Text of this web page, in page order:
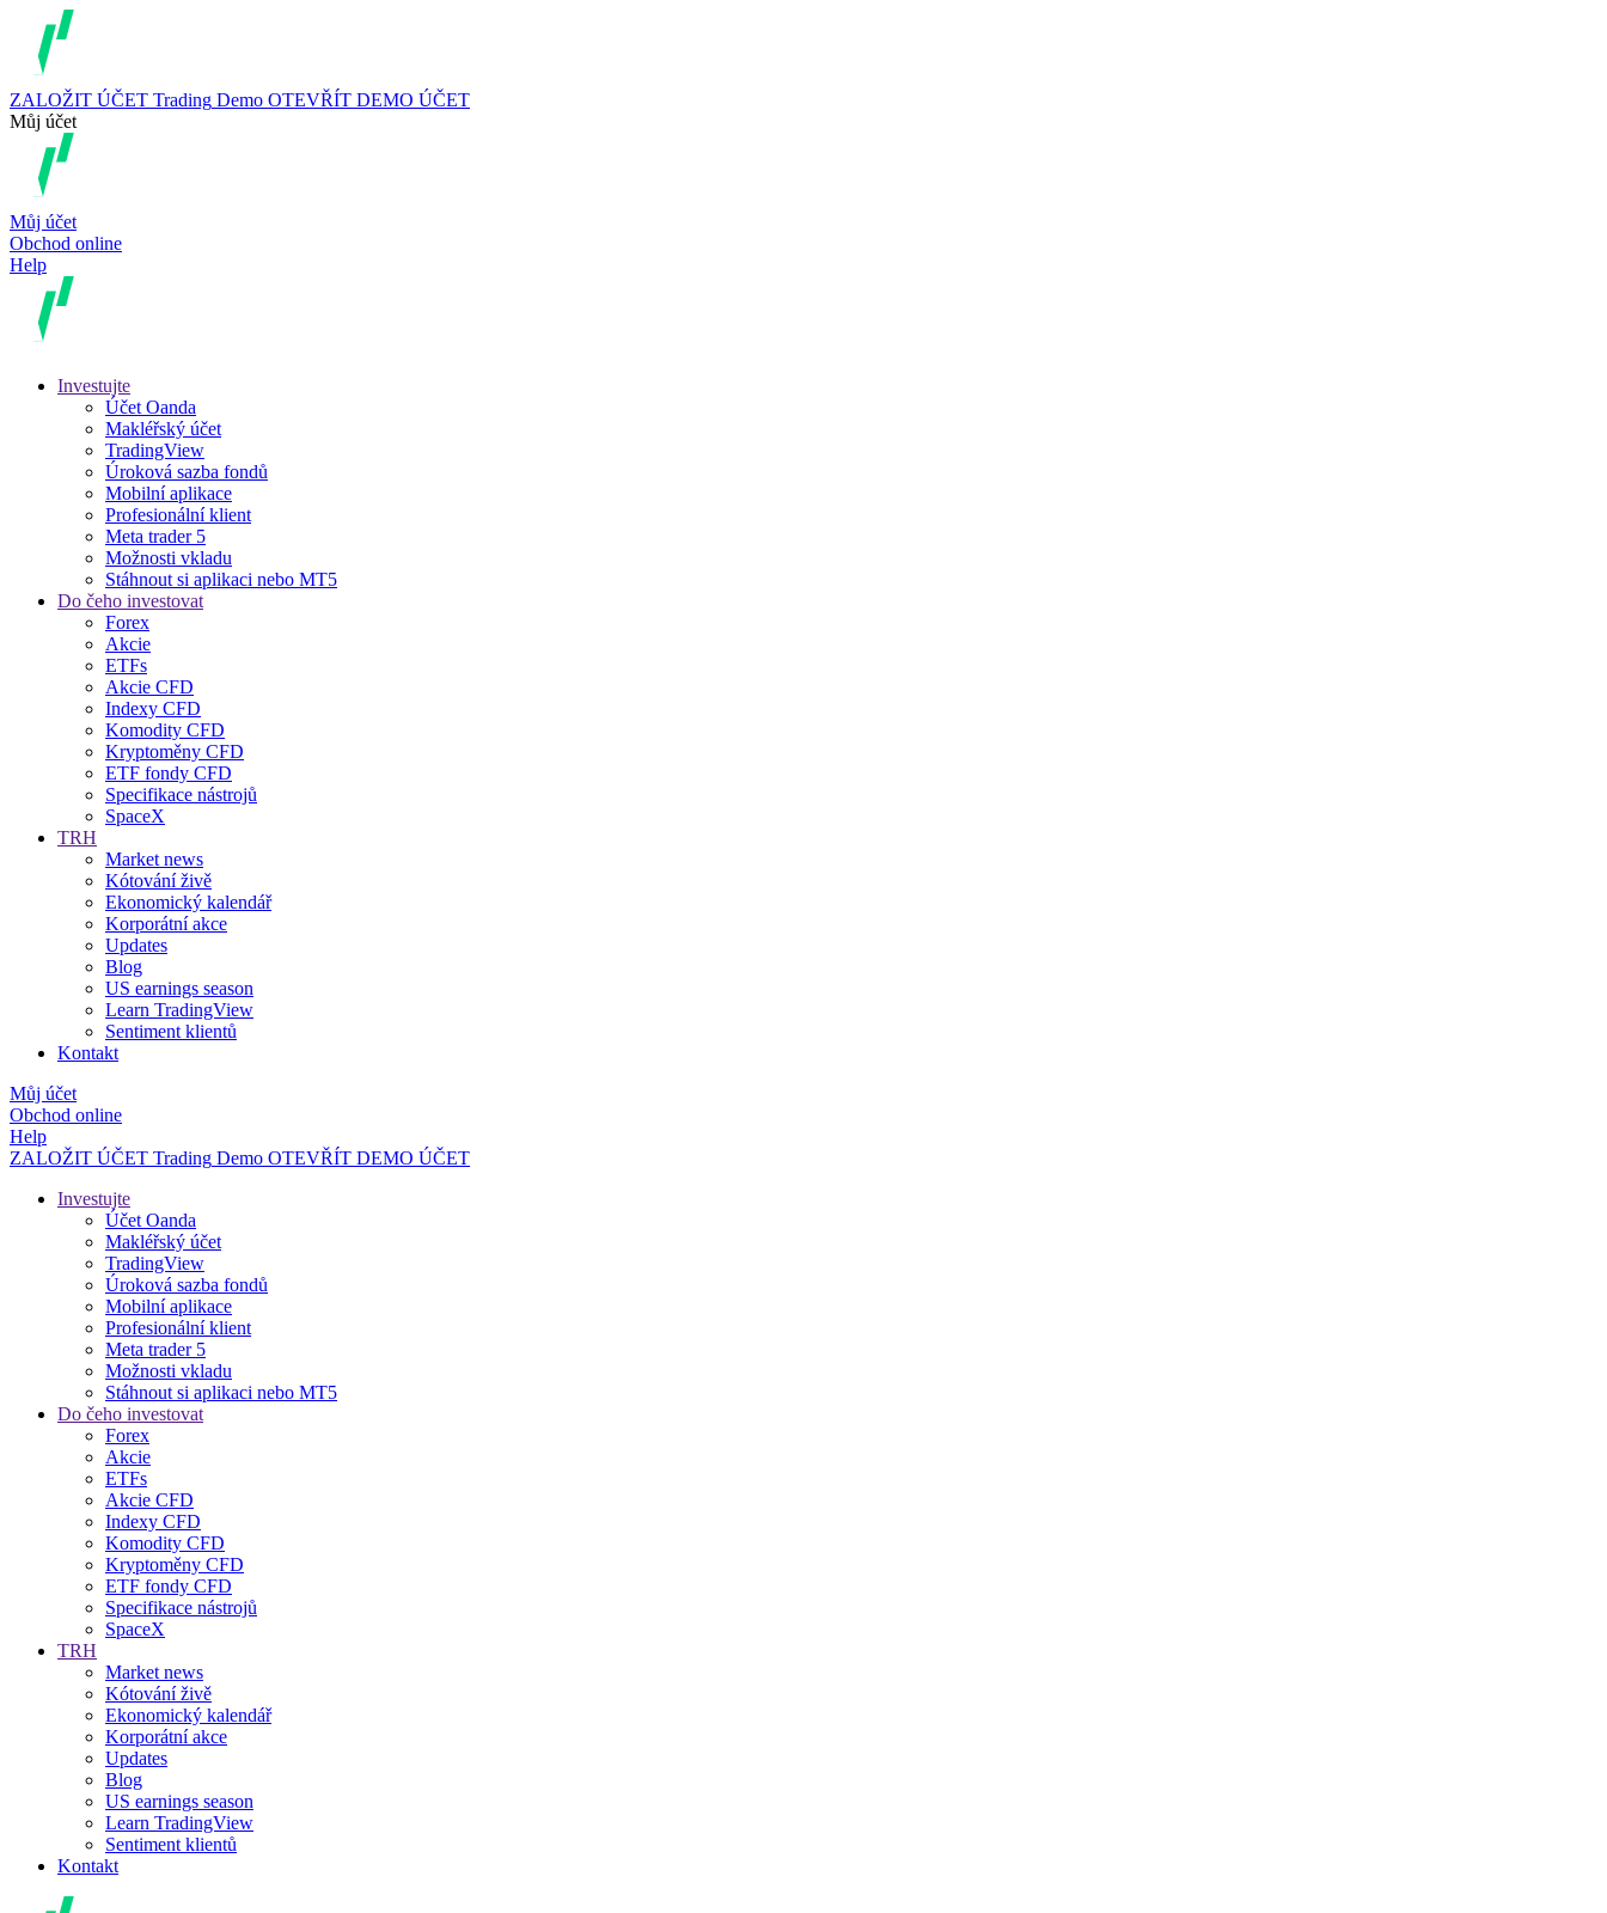
ZALOŽIT ÚČET Trading Demo OTEVŘÍT DEMO ÚČET
Můj účet
Můj účet
Obchod online
Help
Investujte
Účet Oanda
Makléřský účet
TradingView
Úroková sazba fondů
Mobilní aplikace
Profesionální klient
Meta trader 5
Možnosti vkladu
Stáhnout si aplikaci nebo MT5
Do čeho investovat
Forex
Akcie
ETFs
Akcie CFD
Indexy CFD
Komodity CFD
Kryptoměny CFD
ETF fondy CFD
Specifikace nástrojů
SpaceX
TRH
Market news
Kótování živě
Ekonomický kalendář
Korporátní akce
Updates
Blog
US earnings season
Learn TradingView
Sentiment klientů
Kontakt
Můj účet
Obchod online
Help
ZALOŽIT ÚČET Trading Demo OTEVŘÍT DEMO ÚČET
Investujte
Účet Oanda
Makléřský účet
TradingView
Úroková sazba fondů
Mobilní aplikace
Profesionální klient
Meta trader 5
Možnosti vkladu
Stáhnout si aplikaci nebo MT5
Do čeho investovat
Forex
Akcie
ETFs
Akcie CFD
Indexy CFD
Komodity CFD
Kryptoměny CFD
ETF fondy CFD
Specifikace nástrojů
SpaceX
TRH
Market news
Kótování živě
Ekonomický kalendář
Korporátní akce
Updates
Blog
US earnings season
Learn TradingView
Sentiment klientů
Kontakt